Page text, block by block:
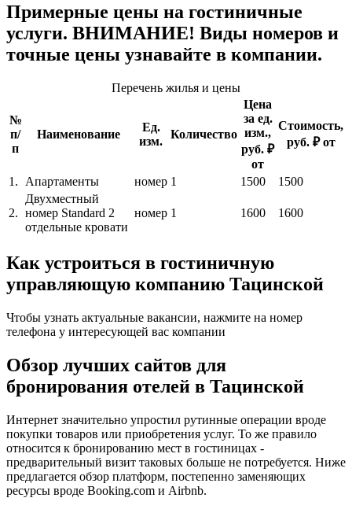
Примерные цены на гостиничные
услуги. ВНИМАНИЕ! Виды номеров и
точные цены узнавайте в компании.
Перечень жилья и цены
№
п/
п
Наименование
Ед.
изм.
Количество
Цена
за ед.
изм.,
руб. ₽
от
Стоимость,
руб. ₽ от
1. Апартаменты номер 1 1500 1500
2.
Двухместный
номер Standard 2
отдельные кровати
номер 1 1600 1600
Как устроиться в гостиничную
управляющую компанию Тацинской
Чтобы узнать актуальные вакансии, нажмите на номер
телефона у интересующей вас компании
Обзор лучших сайтов для
бронирования отелей в Тацинской
Интернет значительно упростил рутинные операции вроде
покупки товаров или приобретения услуг. То же правило
относится к бронированию мест в гостиницах -
предварительный визит таковых больше не потребуется. Ниже
предлагается обзор платформ, постепенно заменяющих
ресурсы вроде Booking.com и Airbnb.